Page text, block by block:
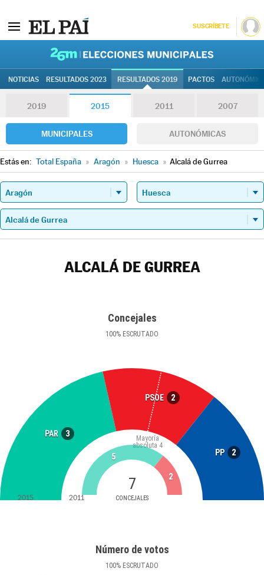
SUSCRÍBETE
NOTICIAS RESULTADOS 2023 RESULTADOS 2019 PACTOS
2019 2015 2011 2007
MUNICIPALES AUTONÓMICAS
Estás en: Total España » Aragón » Huesca » Alcalá de Gurrea
ALCALÁ DE GURREA
Concejales
100% ESCRUTADO
PAR 3
PSOE 2
PP 2
7
CONCEJALES
Mayoría
absoluta 4
5
2
2015 2011
Número de votos
100% ESCRUTADO